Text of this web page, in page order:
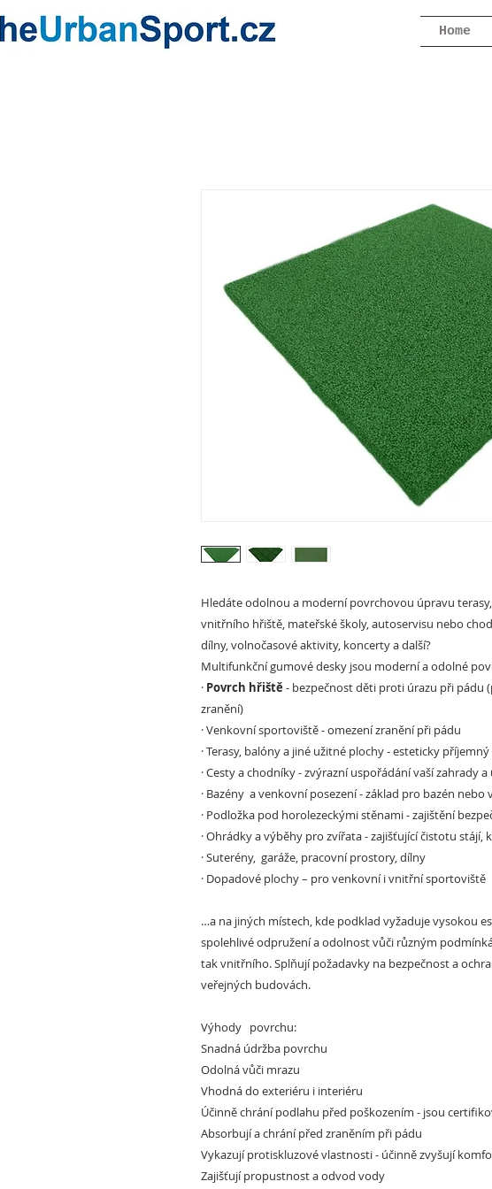
Home
Hledáte odolnou a moderní povrchovou úpravu
vnitřního hřiště, mateřské školy, autoservisu nebo
dílny, volnočasové aktivity, koncerty a další?
Multifunkční gumové desky jsou moderní a odolné
· Povrch hřiště- bezpečnost děti proti úrazu při pádu
zranění)
·Venkovní sportoviště- omezení zranění při pádu
·Terasy, balóny a jiné užitné plochy- esteticky
·Cesty a chodníky- zvýrazní uspořádání vaší zahrady
· Bazény a venkovní posezení -základ pro bazén nebo
· Podložka pod horolezeckými stěnami- zajištění
·Ohrádky a výběhy pro zvířata- zajišťující čistotu stájí,
·Suterény, garáže, pracovní prostory, dílny
· Dopadové plochy – pro venkovní i vnitřní sportoviště
…a na jiných místech, kde podklad vyžaduje vysokou
spolehlivé odpružení a odolnost vůči různým
tak vnitřního. Splňují požadavky na bezpečnost a
veřejných budovách.
Výhody povrchu:
Snadná údržba povrchu
Odolná vůči mrazu
Vhodná do exteriéru i interiéru
Účinně chrání podlahu před poškozením - jsou
Absorbujía chrání před zraněním při pádu
Vykazují protiskluzové vlastnosti - účinně zvyšují
Zajišťují propustnost a odvod vody